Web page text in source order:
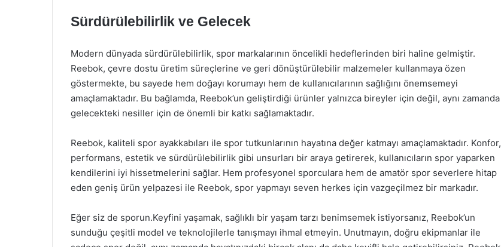
Sürdürülebilirlik ve Gelecek
Modern dünyada sürdürülebilirlik, spor markalarının öncelikli hedeflerinden biri haline gelmiştir.
Reebok, çevre dostu üretim süreçlerine ve geri dönüştürülebilir malzemeler kullanmaya özen
göstermekte, bu sayede hem doğayı korumayı hem de kullanıcılarının sağlığını önemsemeyi
amaçlamaktadır. Bu bağlamda, Reebok’un geliştirdiği ürünler yalnızca bireyler için değil, aynı zamanda
gelecekteki nesiller için de önemli bir katkı sağlamaktadır.
Reebok, kaliteli spor ayakkabıları ile spor tutkunlarının hayatına değer katmayı amaçlamaktadır. Konfor,
performans, estetik ve sürdürülebilirlik gibi unsurları bir araya getirerek, kullanıcıların spor yaparken
kendilerini iyi hissetmelerini sağlar. Hem profesyonel sporculara hem de amatör spor severlere hitap
eden geniş ürün yelpazesi ile Reebok, spor yapmayı seven herkes için vazgeçilmez bir markadır.
Eğer siz de sporun.Keyfini yaşamak, sağlıklı bir yaşam tarzı benimsemek istiyorsanız, Reebok’un
sunduğu çeşitli model ve teknolojilerle tanışmayı ihmal etmeyin. Unutmayın, doğru ekipmanlar ile